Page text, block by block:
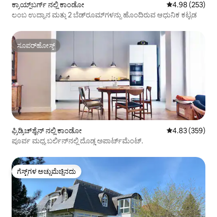
ಕ್ರಾಯ್ಜ್‌ಬರ್ಗ್ ನಲ್ಲಿ ಕಾಂಡೋ 5 ರಲ್ಲಿ 4.98
4.98 (253)
ಲಂಬ ಉದ್ಯಾನ ಮತ್ತು 2 ಬೆಡ್‌ರೂಮ್‌ಗಳನ್ನು ಹೊಂದಿರುವ ಆಧುನಿಕ ಕಟ್ಟಡ
ಸೂಪರ್‌ಹೋಸ್ಟ್
ಸೂಪರ್‌ಹೋಸ್ಟ್
ಫ್ರಿಡ್ರಿಚ್‌ಶೈನ್ ನಲ್ಲಿ ಕಾಂಡೋ 5 ರಲ್ಲಿ 4.83
4.83 (359)
ಪೂರ್ವ ಮಧ್ಯ ಬರ್ಲಿನ್‌ನಲ್ಲಿ ದೊಡ್ಡ ಅಪಾರ್ಟ್‌ಮೆಂಟ್.
ಗೆಸ್ಟ್‌ಗಳ ಅಚ್ಚುಮೆಚ್ಚಿನದು
ಗೆಸ್ಟ್‌ಗಳ ಅಚ್ಚುಮೆಚ್ಚಿನದು